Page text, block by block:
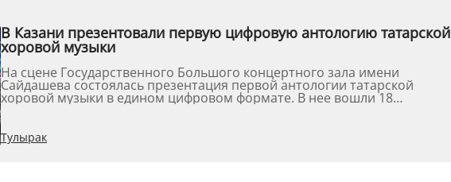
В Казани презентовали первую цифровую антологию татарской
хоровой музыки
На сцене Государственного Большого концертного зала имени
Сайдашева состоялась презентация первой антологии татарской
хоровой музыки в едином цифровом формате. В нее вошли 18
Тулырак